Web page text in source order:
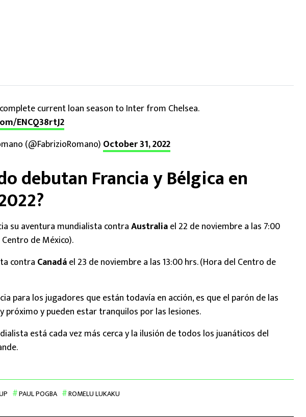
current loan season to Inter from Chelsea.
ENCQ38rtJ2
(@FabrizioRomano) October 31, 2022
debutan Francia y Bélgica en
su aventura mundialista contraAustraliael 22 de noviembre a las 7:00
de México).
contra Canadáel 23 de noviembre a las 13:00 hrs. (Hora del Centro de
para los jugadores que están todavía en acción, es que el parón de las
próximo y pueden estar tranquilos por las lesiones.
está cada vez más cerca y la ilusión de todos los juanáticos del
PAUL POGBA ROMELU LUKAKU